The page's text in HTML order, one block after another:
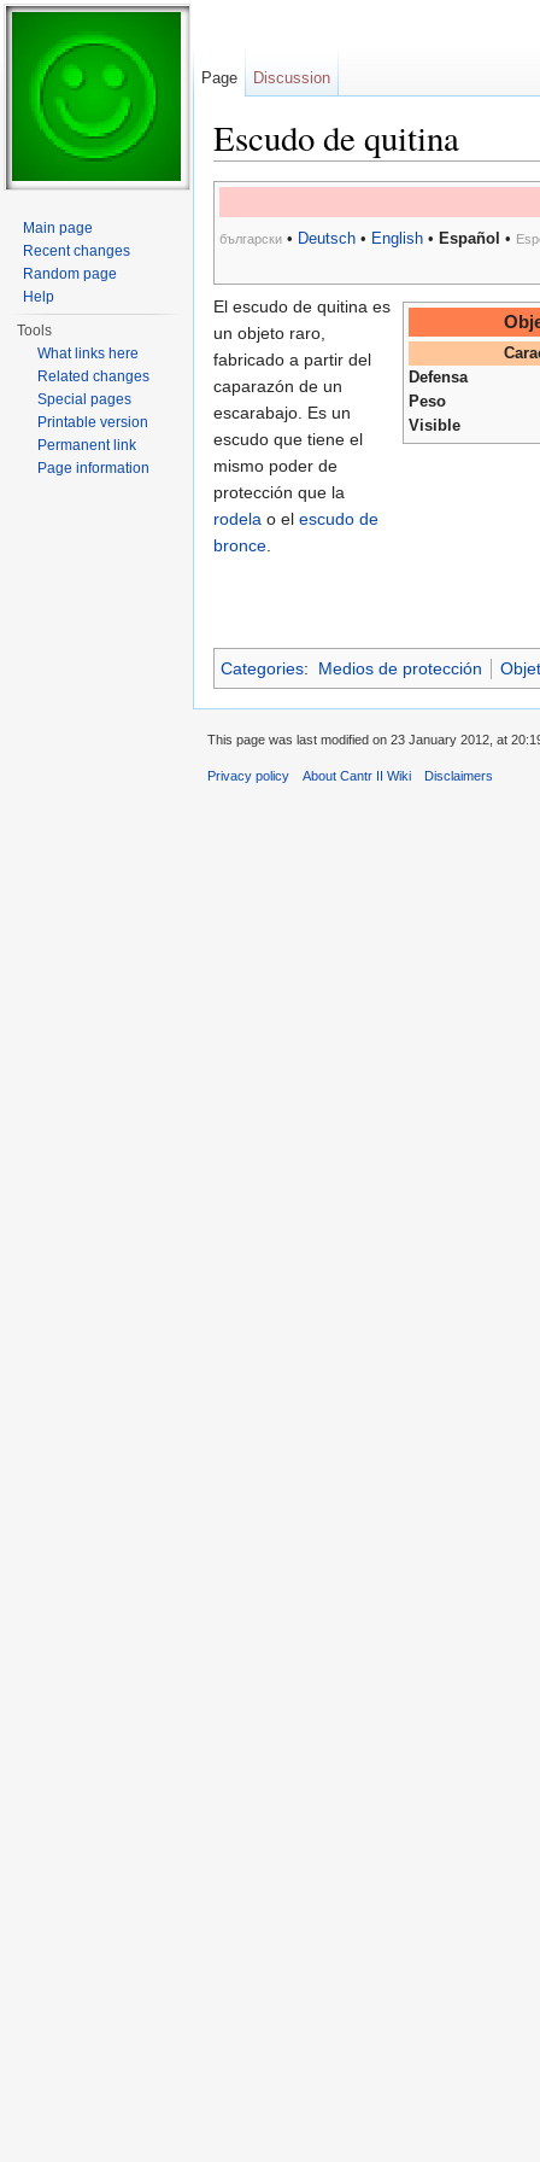
Escudo de quitina
български • Deutsch • English • Español •
Defensa
Peso
Visible
El escudo de quitina es
un objeto raro,
fabricado a partir del
caparazón de un
escarabajo. Es un
escudo que tiene el
mismo poder de
protección que la
rodela o el escudo de
bronce.
Categories: Medios de protección
Page Discussion
Main page
Recent changes
Random page
Help
Tools
What links here
Related changes
Special pages
Printable version
Permanent link
Page information
This page was last modified on 23 January 2012, at
Privacy policy About Cantr II Wiki Disclaimers